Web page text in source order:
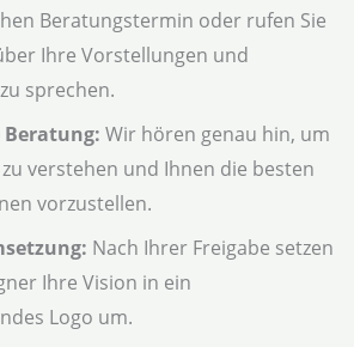
Beratungstermin oder rufen Sie
Ihre Vorstellungen und
sprechen.
Wir hören genau hin, um
verstehen und Ihnen die besten
vorzustellen.
Nach Ihrer Freigabe setzen
Ihre Vision in ein
Logo um.